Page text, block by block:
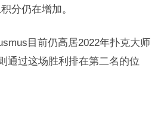
分仍在增加。
目前仍高居2022年扑克大师
通过这场胜利排在第二名的位